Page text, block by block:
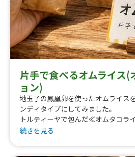
片手で食べるオムライス(
ョン)
地玉子の鳳凰卵を使ったオムライス
ンディタイプにしてみました。
トルティーヤで包んだ≪オムタコラ
包んだ≪オムスパ≫も、オプション
続きを見る